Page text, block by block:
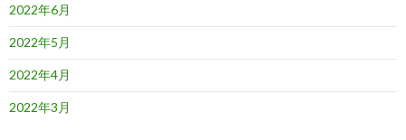
2022年6月
2022年5月
2022年4月
2022年3月